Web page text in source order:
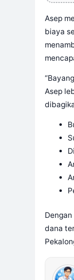
Asep
biaya
Asep
dana